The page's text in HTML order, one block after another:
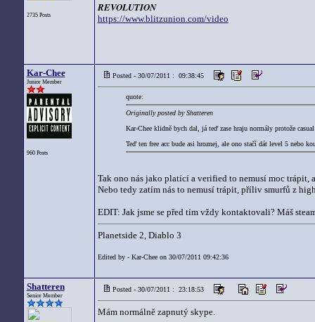
2735 Posts
REVOLUTION
https://www.blitzunion.com/video
Kar-Chee
Junior Member
960 Posts
Posted - 30/07/2011 : 09:38:45
quote:
Originally posted by Shatteren
Kar-Chee klidně bych dal, já teď zase hraju normály protože
Teď ten free acc bude asi hroznej, ale ono stačí dát level 5 nebo
Tak ono nás jako platící a verified to nemusí moc trápit,
Nebo tedy zatím nás to nemusí trápit, příliv smurfů z
EDIT: Jak jsme se před tím vždy kontaktovali? Máš
Planetside 2, Diablo 3
Edited by - Kar-Chee on 30/07/2011 09:42:36
Shatteren
Senior Member
Posted - 30/07/2011 : 23:18:53
Mám normálně zapnutý skype.